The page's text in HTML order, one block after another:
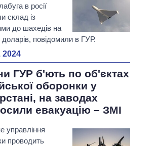
в росії
склад із
до шахедів на
повідомили в ГУР.
2024
ГУР б'ють по об'єктах
оборонки у
на заводах
евакуацію – ЗМІ
управління
проводить